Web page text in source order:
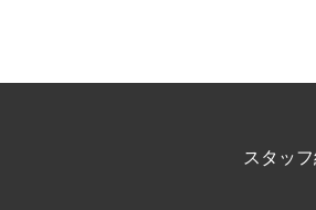
スタッ